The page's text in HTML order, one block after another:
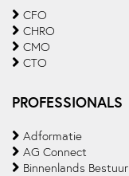
CFO
CHRO
CMO
CTO
PROFESSIONALS
Adformatie
AG Connect
Binnenlands Bestuur